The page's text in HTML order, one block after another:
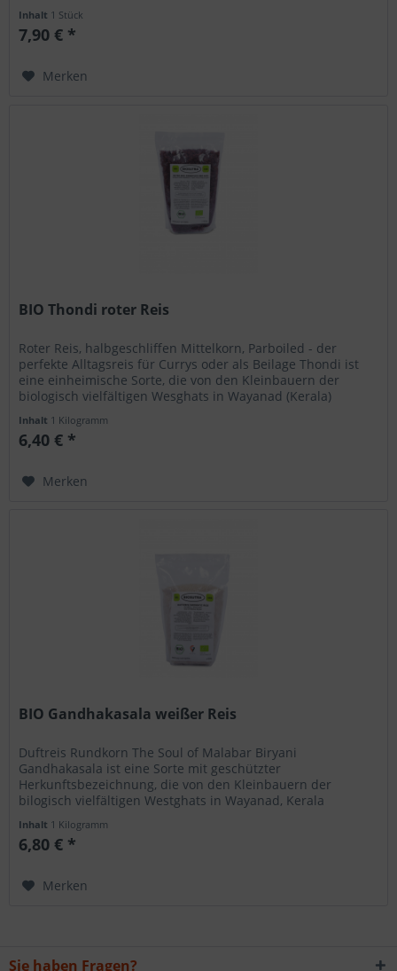
Inhalt 1 Stück
7,90 € *
Merken
BIO Thondi roter Reis
Roter Reis, halbgeschliffen Mittelkorn, Parboiled - der
perfekte Alltagsreis für Currys oder als Beilage Thondi ist
eine einheimische Sorte, die von den Kleinbauern der
biologisch vielfältigen Wesghats in Wayanad (Kerala)
Inhalt 1 Kilogramm
6,40 € *
Merken
BIO Gandhakasala weißer Reis
Duftreis Rundkorn The Soul of Malabar Biryani
Gandhakasala ist eine Sorte mit geschützter
Herkunftsbezeichnung, die von den Kleinbauern der
bilogisch vielfältigen Westghats in Wayanad, Kerala
Inhalt 1 Kilogramm
6,80 € *
Merken
Sie haben Fragen?